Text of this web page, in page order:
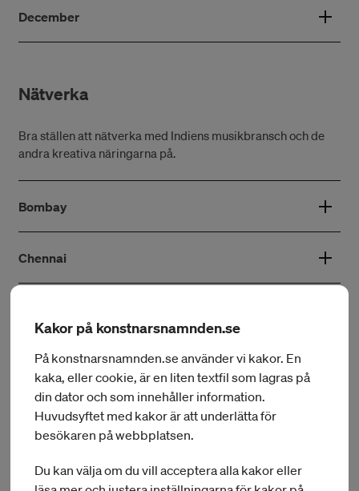
December
Nätverka
Bra ställen att nätverka med Indiens musikbransch och de
andra kreativa näringarna på.
Bombay
Chennai
Konserthus
Nedan finns ett urval av konserthus i Indien.
Bombay
Dehli
Kakor på konstnarsnamnden.se
På konstnarsnamnden.se använder vi kakor. En
kaka, eller cookie, är en liten textfil som lagras på
din dator och som innehåller information.
Huvudsyftet med kakor är att underlätta för
besökaren på webbplatsen.
Du kan välja om du vill acceptera alla kakor eller